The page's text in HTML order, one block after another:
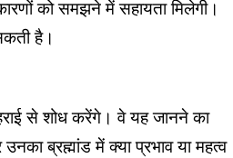
को समझने में सहायता मिलेगी।
है।
से शोध करेंगे। वे यह जानने का
ब्रह्मांड में क्या प्रभाव या महत्व